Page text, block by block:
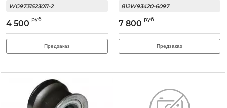
WG9731523011-2
4 500 руб
Предзаказ
812W93420-6097
7 800 руб
Предзаказ